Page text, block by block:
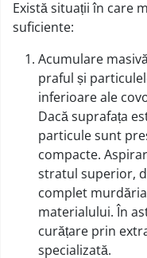
Există situații în care
suficiente:
Acumulare
praful și
inferioare ale
Dacă suprafața
particule sunt
compacte.
stratul superior,
complet
materialului. În
curățare prin
specializată.